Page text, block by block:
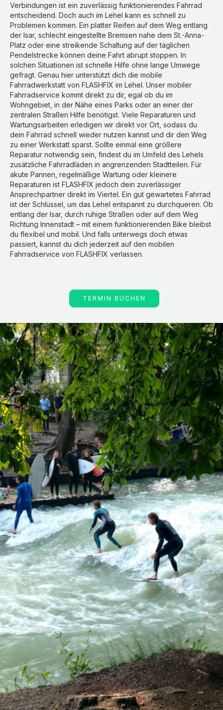
Verbindungen ist ein zuverlässig funktionierendes Fahrrad
entscheidend. Doch auch im Lehel kann es schnell zu
Problemen kommen. Ein platter Reifen auf dem Weg entlang
der Isar, schlecht eingestellte Bremsen nahe dem St.-Anna-
Platz oder eine streikende Schaltung auf der täglichen
Pendelstrecke können deine Fahrt abrupt stoppen. In
solchen Situationen ist schnelle Hilfe ohne lange Umwege
gefragt. Genau hier unterstützt dich die mobile
Fahrradwerkstatt von FLASHFIX im Lehel. Unser mobiler
Fahrradservice kommt direkt zu dir, egal ob du im
Wohngebiet, in der Nähe eines Parks oder an einer der
zentralen Straßen Hilfe benötigst. Viele Reparaturen und
Wartungsarbeiten erledigen wir direkt vor Ort, sodass du
dein Fahrrad schnell wieder nutzen kannst und dir den Weg
zu einer Werkstatt sparst. Sollte einmal eine größere
Reparatur notwendig sein, findest du im Umfeld des Lehels
zusätzliche Fahrradläden in angrenzenden Stadtteilen. Für
akute Pannen, regelmäßige Wartung oder kleinere
Reparaturen ist FLASHFIX jedoch dein zuverlässiger
Ansprechpartner direkt im Viertel. Ein gut gewartetes Fahrrad
ist der Schlüssel, um das Lehel entspannt zu durchqueren. Ob
entlang der Isar, durch ruhige Straßen oder auf dem Weg
Richtung Innenstadt – mit einem funktionierenden Bike bleibst
du flexibel und mobil. Und falls unterwegs doch etwas
passiert, kannst du dich jederzeit auf den mobilen
Fahrradservice von FLASHFIX verlassen.
TERMIN BUCHEN